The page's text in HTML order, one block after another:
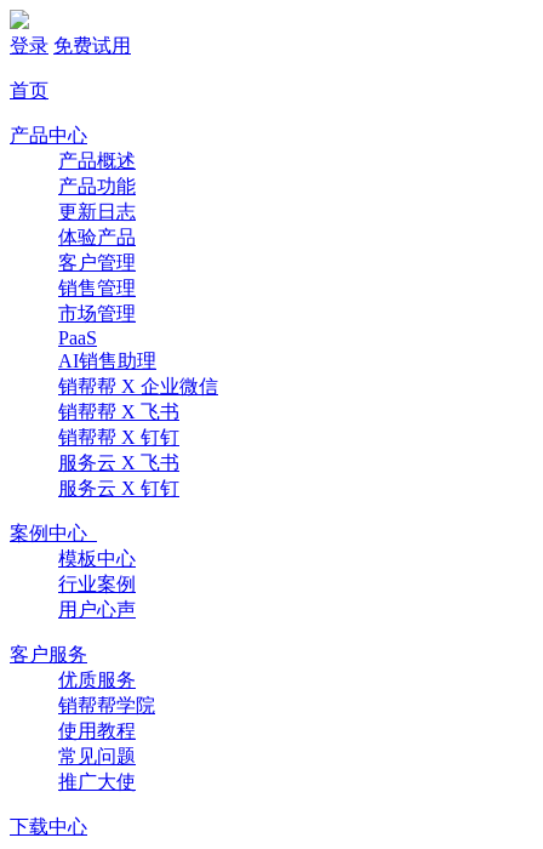
登录 免费试用
首页
产品中心
产品概述
产品功能
更新日志
体验产品
客户管理
销售管理
市场管理
PaaS
AI销售助理
销帮帮 X 企业微信
销帮帮 X 飞书
销帮帮 X 钉钉
服务云 X 飞书
服务云 X 钉钉
案例中心
模板中心
行业案例
用户心声
客户服务
优质服务
销帮帮学院
使用教程
常见问题
推广大使
下载中心